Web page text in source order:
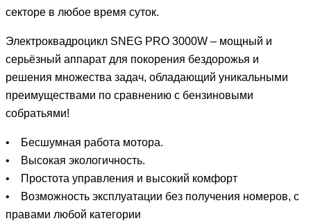
секторе в любое время суток.
Электроквадроцикл SNEG PRO 3000W – мощный и
серьёзный аппарат для покорения бездорожья и
решения множества задач, обладающий уникальными
преимуществами по сравнению с бензиновыми
собратьями!
• Бесшумная работа мотора.
• Высокая экологичность.
• Простота управления и высокий комфорт
• Возможность эксплуатации без получения номеров, с
правами любой категории